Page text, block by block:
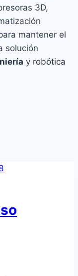
3D,
mantener el
solución
y robótica